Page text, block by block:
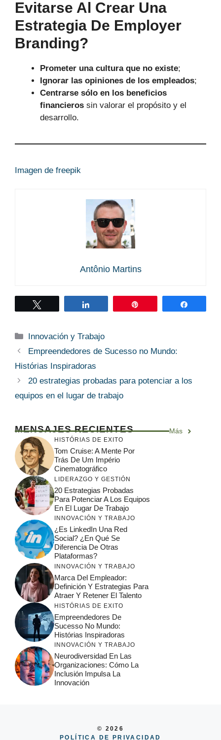
Evitarse Al Crear Una
Estrategia De Employer
Branding?
Prometer una cultura que no existe;
Ignorar las opiniones de los empleados;
Centrarse sólo en los beneficios
financieros sin valorar el propósito y el
desarrollo.
Imagen de freepik
Antônio Martins
Categorías
Innovación y Trabajo
Empreendedores de Sucesso no Mundo:
Histórias Inspiradoras
20 estrategias probadas para potenciar a los
equipos en el lugar de trabajo
MENSAJES RECIENTES Más
HISTÓRIAS DE EXITO
Tom Cruise: A Mente Por
Trás De Um Império
Cinematográfico
LIDERAZGO Y GESTIÓN
20 Estrategias Probadas
Para Potenciar A Los Equipos
En El Lugar De Trabajo
INNOVACIÓN Y TRABAJO
¿Es LinkedIn Una Red
Social? ¿En Qué Se
Diferencia De Otras
Plataformas?
INNOVACIÓN Y TRABAJO
Marca Del Empleador:
Definición Y Estrategias Para
Atraer Y Retener El Talento
HISTÓRIAS DE EXITO
Empreendedores De
Sucesso No Mundo:
Histórias Inspiradoras
INNOVACIÓN Y TRABAJO
Neurodiversidad En Las
Organizaciones: Cómo La
Inclusión Impulsa La
Innovación
© 2026
POLÍTICA DE PRIVACIDAD